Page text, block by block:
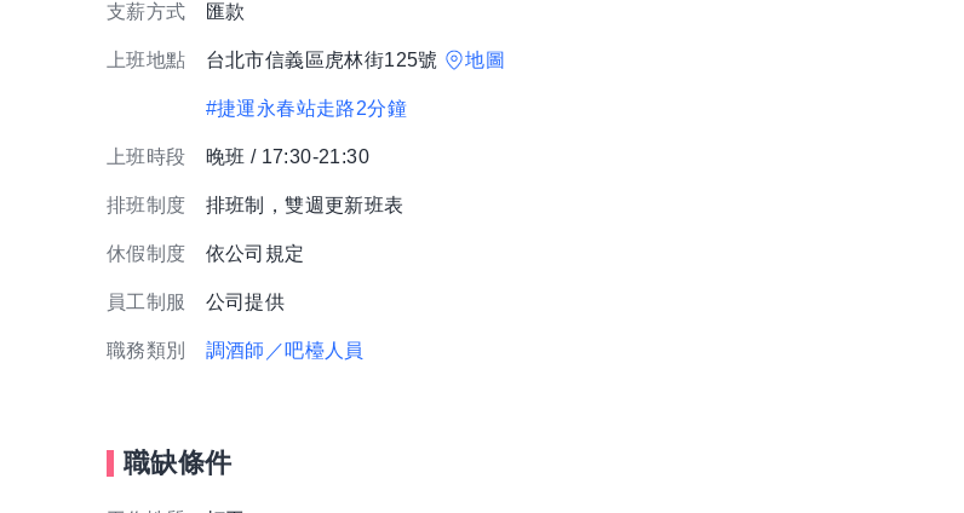
支薪方式 匯款
上班地點 台北市信義區虎林街125號 地圖
#捷運永春站走路2分鐘
上班時段 晚班 / 17:30-21:30
排班制度 排班制，雙週更新班表
休假制度 依公司規定
員工制服 公司提供
職務類別 調酒師／吧檯人員
職缺條件